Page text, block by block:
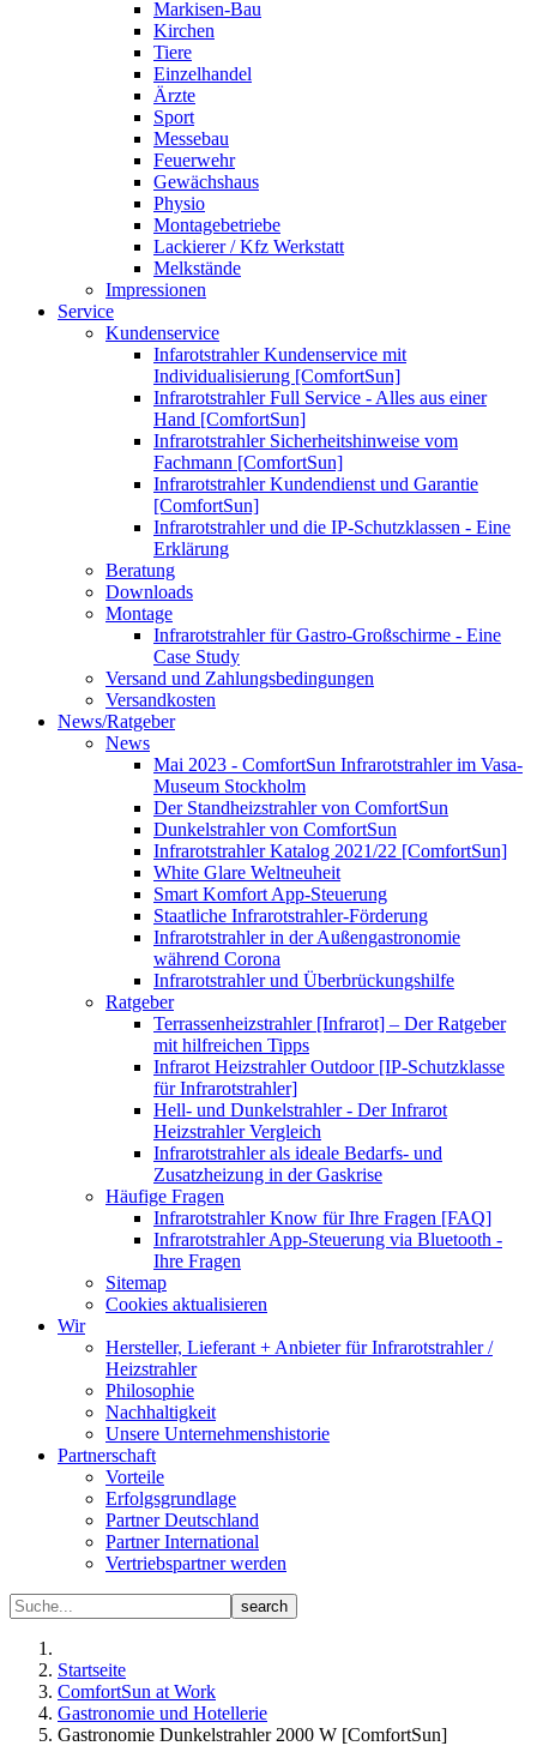
Markisen-Bau
Kirchen
Tiere
Einzelhandel
Ärzte
Sport
Messebau
Feuerwehr
Gewächshaus
Physio
Montagebetriebe
Lackierer / Kfz Werkstatt
Melkstände
Impressionen
Service
Kundenservice
Infarotstrahler Kundenservice mit
Individualisierung [ComfortSun]
Infrarotstrahler Full Service - Alles aus einer
Hand [ComfortSun]
Infrarotstrahler Sicherheitshinweise vom
Fachmann [ComfortSun]
Infrarotstrahler Kundendienst und Garantie
[ComfortSun]
Infrarotstrahler und die IP-Schutzklassen - Eine
Erklärung
Beratung
Downloads
Montage
Infrarotstrahler für Gastro-Großschirme - Eine
Case Study
Versand und Zahlungsbedingungen
Versandkosten
News/Ratgeber
News
Mai 2023 - ComfortSun Infrarotstrahler im Vasa-
Museum Stockholm
Der Standheizstrahler von ComfortSun
Dunkelstrahler von ComfortSun
Infrarotstrahler Katalog 2021/22 [ComfortSun]
White Glare Weltneuheit
Smart Komfort App-Steuerung
Staatliche Infrarotstrahler-Förderung
Infrarotstrahler in der Außengastronomie
während Corona
Infrarotstrahler und Überbrückungshilfe
Ratgeber
Terrassenheizstrahler [Infrarot] – Der Ratgeber
mit hilfreichen Tipps
Infrarot Heizstrahler Outdoor [IP-Schutzklasse
für Infrarotstrahler]
Hell- und Dunkelstrahler - Der Infrarot
Heizstrahler Vergleich
Infrarotstrahler als ideale Bedarfs- und
Zusatzheizung in der Gaskrise
Häufige Fragen
Infrarotstrahler Know für Ihre Fragen [FAQ]
Infrarotstrahler App-Steuerung via Bluetooth -
Ihre Fragen
Sitemap
Cookies aktualisieren
Wir
Hersteller, Lieferant + Anbieter für Infrarotstrahler /
Heizstrahler
Philosophie
Nachhaltigkeit
Unsere Unternehmenshistorie
Partnerschaft
Vorteile
Erfolgsgrundlage
Partner Deutschland
Partner International
Vertriebspartner werden
Startseite
ComfortSun at Work
Gastronomie und Hotellerie
Gastronomie Dunkelstrahler 2000 W [ComfortSun]